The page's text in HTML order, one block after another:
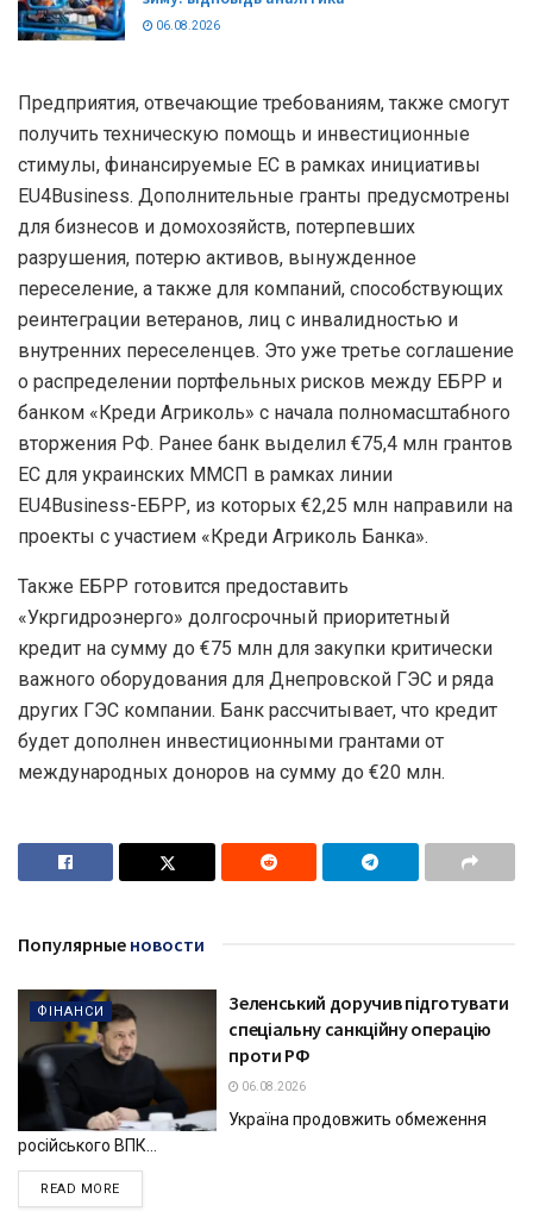
06.08.2026
Предприятия, отвечающие требованиям, также смогут
получить техническую помощь и инвестиционные
стимулы, финансируемые ЕС в рамках инициативы
EU4Business. Дополнительные гранты предусмотрены
для бизнесов и домохозяйств, потерпевших
разрушения, потерю активов, вынужденное
переселение, а также для компаний, способствующих
реинтеграции ветеранов, лиц с инвалидностью и
внутренних переселенцев. Это уже третье соглашение
о распределении портфельных рисков между ЕБРР и
банком «Креди Агриколь» с начала полномасштабного
вторжения РФ. Ранее банк выделил €75,4 млн грантов
ЕС для украинских ММСП в рамках линии
EU4Business-ЕБРР, из которых €2,25 млн направили на
проекты с участием «Креди Агриколь Банка».
Также ЕБРР готовится предоставить
«Укргидроэнерго» долгосрочный приоритетный
кредит на сумму до €75 млн для закупки критически
важного оборудования для Днепровской ГЭС и ряда
других ГЭС компании. Банк рассчитывает, что кредит
будет дополнен инвестиционными грантами от
международных доноров на сумму до €20 млн.
Популярные новости
ФІНАНСИ
Зеленський доручив підготувати
спеціальну санкційну операцію
проти РФ
06.08.2026
Україна продовжить обмеження
російського ВПК...
READ MOREDETAILS